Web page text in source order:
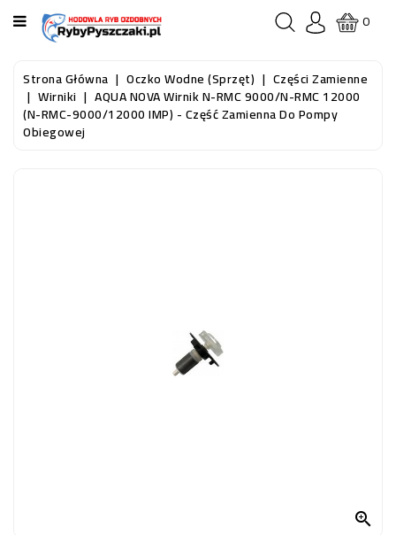
KATEGORIA
STRONA
GŁÓWNA
RYBY
0
Strona Główna Oczko Wodne (sprzęt) Części Zamienne
Wirniki AQUA NOVA Wirnik N-RMC 9000/N-RMC 12000
(N-RMC-9000/12000 IMP) - Część Zamienna Do Pompy
Obiegowej
